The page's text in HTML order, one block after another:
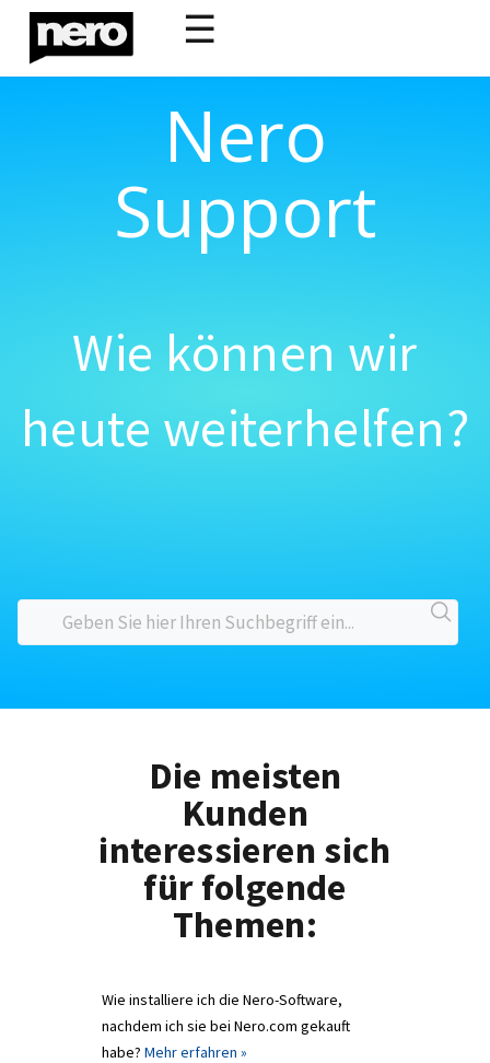
☰
Nero
Support
Wie können wir
heute weiterhelfen?
Die meisten
Kunden
interessieren sich
für folgende
Themen:
Wie installiere ich die Nero-Software,
nachdem ich sie bei Nero.com gekauft
habe? Mehr erfahren »